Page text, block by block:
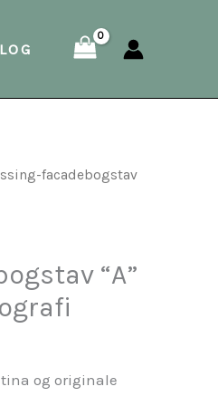
facadebogstav
“A”
og originale